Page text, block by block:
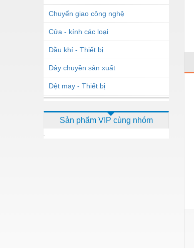
Chuyển giao công nghệ
Cửa - kính các loại
Dầu khí - Thiết bị
Dây chuyền sản xuất
Dệt may - Thiết bị
Dịch vụ - Thi công
Sản phẩm VIP cùng nhóm